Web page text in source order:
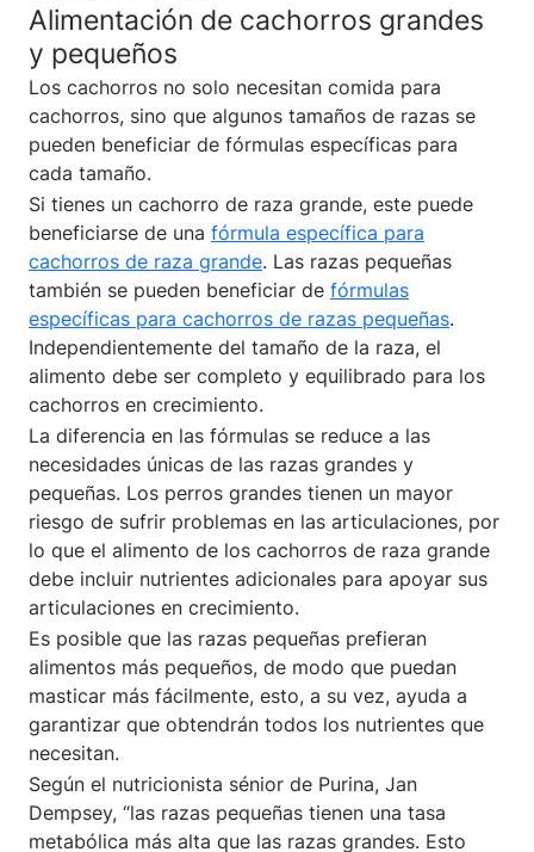
Alimentación de cachorros grandes
y pequeños
Los cachorros no solo necesitan comida para
cachorros, sino que algunos tamaños de razas se
pueden beneficiar de fórmulas específicas para
cada tamaño.
Si tienes un cachorro de raza grande, este puede
beneficiarse de una fórmula específica para
cachorros de raza grande. Las razas pequeñas
también se pueden beneficiar de fórmulas
específicas para cachorros de razas pequeñas.
Independientemente del tamaño de la raza, el
alimento debe ser completo y equilibrado para los
cachorros en crecimiento.
La diferencia en las fórmulas se reduce a las
necesidades únicas de las razas grandes y
pequeñas. Los perros grandes tienen un mayor
riesgo de sufrir problemas en las articulaciones, por
lo que el alimento de los cachorros de raza grande
debe incluir nutrientes adicionales para apoyar sus
articulaciones en crecimiento.
Es posible que las razas pequeñas prefieran
alimentos más pequeños, de modo que puedan
masticar más fácilmente, esto, a su vez, ayuda a
garantizar que obtendrán todos los nutrientes que
necesitan.
Según el nutricionista sénior de Purina, Jan
Dempsey, “las razas pequeñas tienen una tasa
metabólica más alta que las razas grandes. Esto